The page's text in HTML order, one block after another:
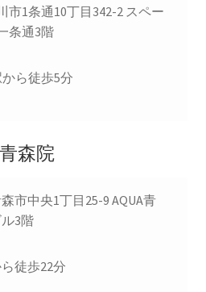
市1条通10丁目342-2 スペー
条通3階
ら徒歩5分
森院
市中央1丁目25-9 AQUA青
3階
徒歩22分